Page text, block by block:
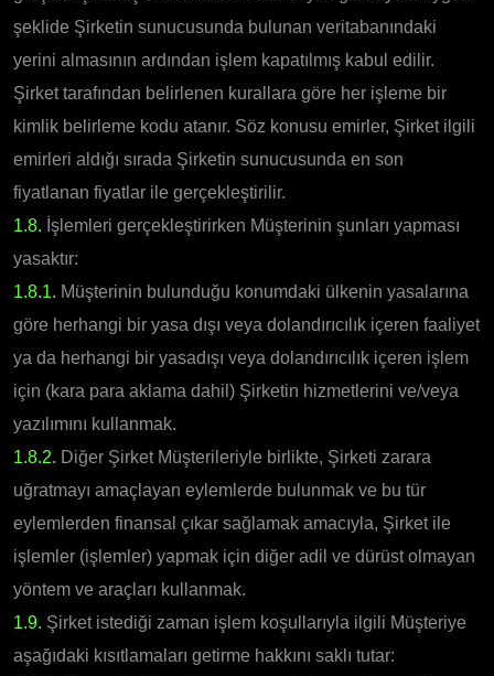
şeklide Şirketin sunucusunda bulunan veritabanındaki
yerini almasının ardından işlem kapatılmış kabul edilir.
Şirket tarafından belirlenen kurallara göre her işleme bir
kimlik belirleme kodu atanır. Söz konusu emirler, Şirket ilgili
emirleri aldığı sırada Şirketin sunucusunda en son
fiyatlanan fiyatlar ile gerçekleştirilir.
1.8. İşlemleri gerçekleştirirken Müşterinin şunları yapması
yasaktır:
1.8.1. Müşterinin bulunduğu konumdaki ülkenin yasalarına
göre herhangi bir yasa dışı veya dolandırıcılık içeren faaliyet
ya da herhangi bir yasadışı veya dolandırıcılık içeren işlem
için (kara para aklama dahil) Şirketin hizmetlerini ve/veya
yazılımını kullanmak.
1.8.2. Diğer Şirket Müşterileriyle birlikte, Şirketi zarara
uğratmayı amaçlayan eylemlerde bulunmak ve bu tür
eylemlerden finansal çıkar sağlamak amacıyla, Şirket ile
işlemler (işlemler) yapmak için diğer adil ve dürüst olmayan
yöntem ve araçları kullanmak.
1.9. Şirket istediği zaman işlem koşullarıyla ilgili Müşteriye
aşağıdaki kısıtlamaları getirme hakkını saklı tutar: